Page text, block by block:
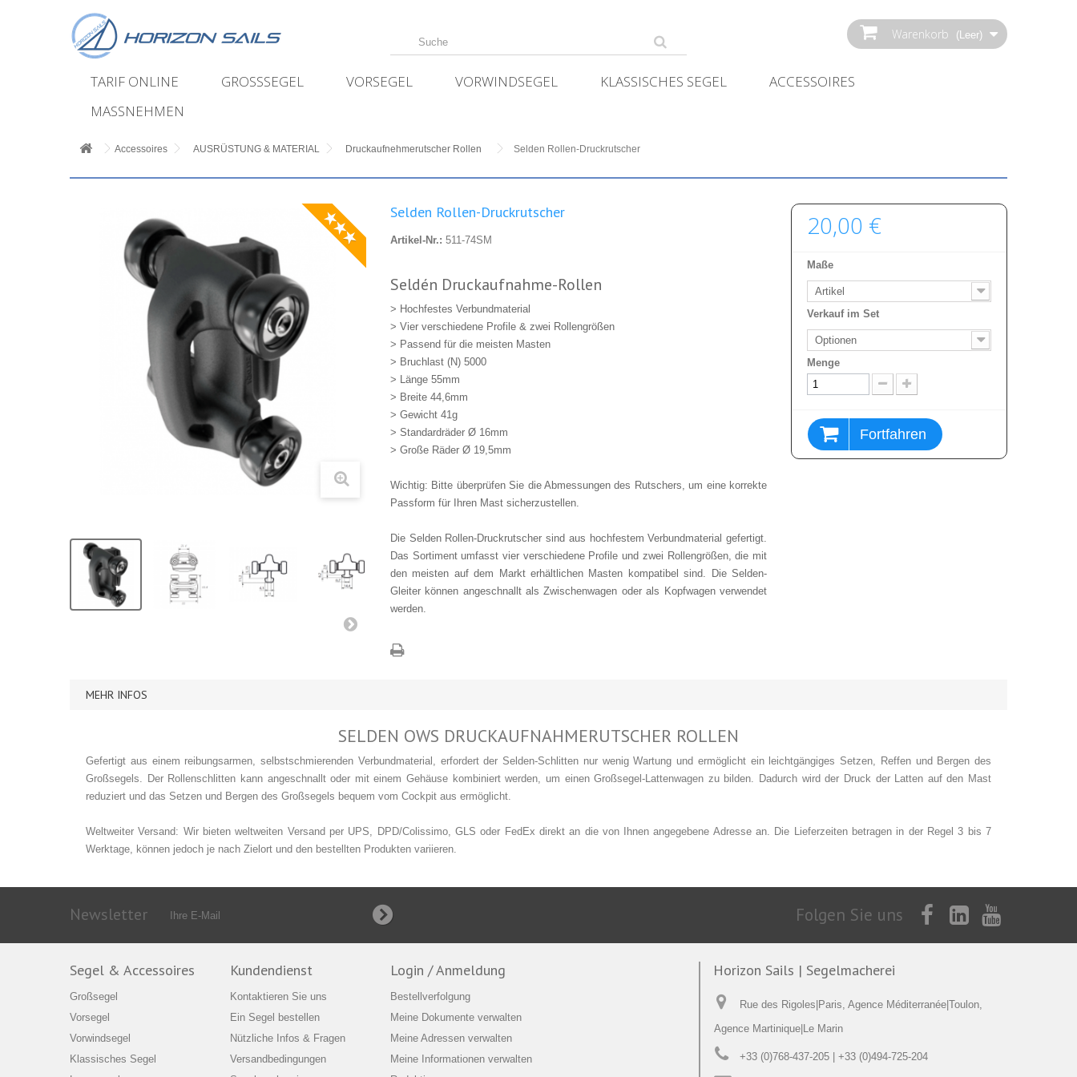
Warenkorb (Leer)
TARIF ONLINE GROSSSEGEL VORSEGEL VORWINDSEGEL KLASSISCHES SEGEL
ACCESSOIRES
MASSNEHMEN
Accessoires AUSRÜSTUNG & MATERIAL Druckaufnehmerutscher Rollen Selden Rollen-Druckrutscher
★★★ Selden Rollen-Druckrutscher
Artikel-Nr.: 511-74SM
Seldén Druckaufnahme-Rollen
> Hochfestes Verbundmaterial
> Vier verschiedene Profile & zwei Rollengrößen
> Passend für die meisten Masten
> Bruchlast (N) 5000
> Länge 55mm
> Breite 44,6mm
> Gewicht 41g
> Standardräder Ø 16mm
> Große Räder Ø 19,5mm
Wichtig: Bitte überprüfen Sie die Abmessungen des Rutschers, um eine korrekte
Passform für Ihren Mast sicherzustellen.
Die Selden Rollen-Druckrutscher sind aus hochfestem Verbundmaterial gefertigt.
Das Sortiment umfasst vier verschiedene Profile und zwei Rollengrößen, die mit
den meisten auf dem Markt erhältlichen Masten kompatibel sind. Die Selden-
Gleiter können angeschnallt als Zwischenwagen oder als Kopfwagen verwendet
werden.
20,00 €
Maße
Artikel
Verkauf im Set
Optionen
Menge
Fortfahren
MEHR INFOS
SELDEN OWS DRUCKAUFNAHMERUTSCHER ROLLEN
Gefertigt aus einem reibungsarmen, selbstschmierenden Verbundmaterial, erfordert der Selden-Schlitten nur wenig Wartung und ermöglicht ein leichtgängiges Setzen, Reffen und Bergen des
Großsegels. Der Rollenschlitten kann angeschnallt oder mit einem Gehäuse kombiniert werden, um einen Großsegel-Lattenwagen zu bilden. Dadurch wird der Druck der Latten auf den Mast
reduziert und das Setzen und Bergen des Großsegels bequem vom Cockpit aus ermöglicht.
Weltweiter Versand: Wir bieten weltweiten Versand per UPS, DPD/Colissimo, GLS oder FedEx direkt an die von Ihnen angegebene Adresse an. Die Lieferzeiten betragen in der Regel 3 bis 7
Werktage, können jedoch je nach Zielort und den bestellten Produkten variieren.
Newsletter Folgen Sie uns
Segel & Accessoires
Großsegel
Vorsegel
Vorwindsegel
Klassisches Segel
Kundendienst
Kontaktieren Sie uns
Ein Segel bestellen
Nützliche Infos & Fragen
Versandbedingungen
Login / Anmeldung
Bestellverfolgung
Meine Dokumente verwalten
Meine Adressen verwalten
Meine Informationen verwalten
Horizon Sails | Segelmacherei
Rue des Rigoles|Paris, Agence Méditerranée|Toulon,
Agence Martinique|Le Marin
+33 (0)768-437-205 | +33 (0)494-725-204